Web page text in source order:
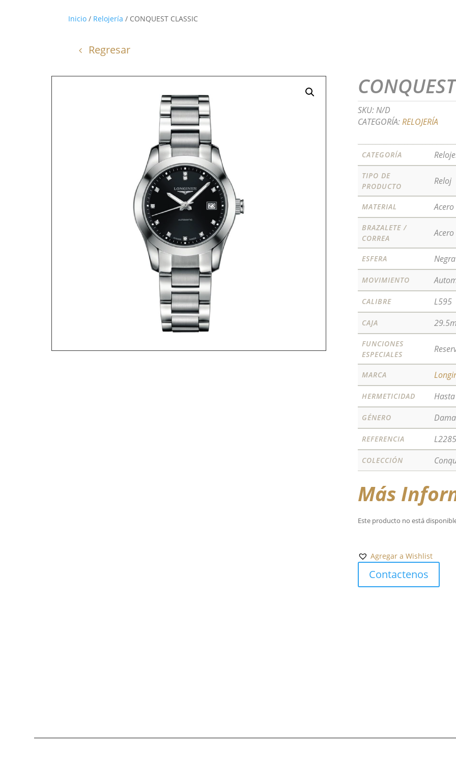
Inicio / Relojería / CONQUEST CLASSIC
Regresar
SKU:N/D
CATEGORÍA:RELOJERÍA
CATEGORÍA
TIPO DE
PRODUCTO
Reloj
MATERIAL Acero
BRAZALETE /
CORREA
Acero
ESFERA Negra
MOVIMIENTO
CALIBRE L595
CAJA
FUNCIONES
ESPECIALES
MARCA
HERMETICIDAD
GÉNERO Dama
REFERENCIA
COLECCIÓN
Más
Este producto no está
Agregar a Wishlist
Contactenos